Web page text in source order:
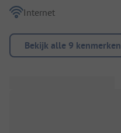
Internet
Bekijk alle 9 kenmerken